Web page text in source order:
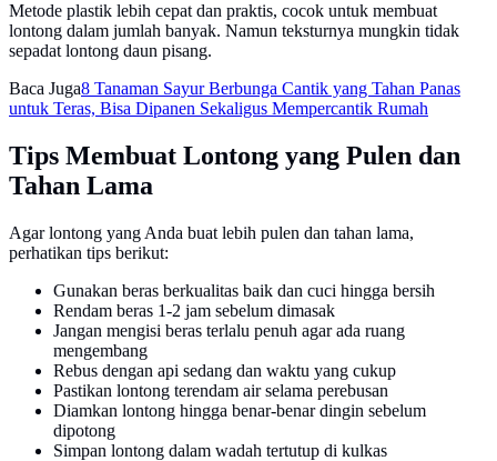
Metode plastik lebih cepat dan praktis, cocok untuk membuat
lontong dalam jumlah banyak. Namun teksturnya mungkin tidak
sepadat lontong daun pisang.
Baca Juga8 Tanaman Sayur Berbunga Cantik yang Tahan Panas
untuk Teras, Bisa Dipanen Sekaligus Mempercantik Rumah
Tips Membuat Lontong yang Pulen dan
Tahan Lama
Agar lontong yang Anda buat lebih pulen dan tahan lama,
perhatikan tips berikut:
Gunakan beras berkualitas baik dan cuci hingga bersih
Rendam beras 1-2 jam sebelum dimasak
Jangan mengisi beras terlalu penuh agar ada ruang
mengembang
Rebus dengan api sedang dan waktu yang cukup
Pastikan lontong terendam air selama perebusan
Diamkan lontong hingga benar-benar dingin sebelum
dipotong
Simpan lontong dalam wadah tertutup di kulkas